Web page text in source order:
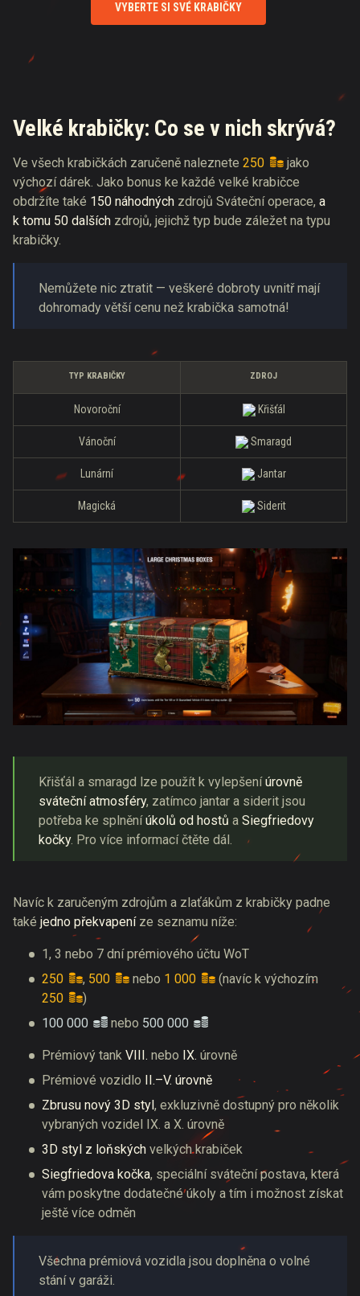
VYBERTE SI SVÉ KRABIČKY
Velké krabičky: Co se v nich skrývá?
Ve všech krabičkách zaručeně naleznete 250
jako
výchozí dárek. Jako bonus ke každé velké krabičce
obdržíte také 150 náhodných zdrojů Sváteční operace, a
k tomu 50 dalších zdrojů, jejichž typ bude záležet na typu
krabičky.
Nemůžete nic ztratit — veškeré dobroty uvnitř mají
dohromady větší cenu než krabička samotná!
TYP KRABIČKY ZDROJ
Novoroční Křišťál
Vánoční Smaragd
Lunární Jantar
Magická Siderit
Křišťál a smaragd lze použít k vylepšeníúrovně
sváteční atmosféry, zatímco jantar a siderit jsou
potřeba ke splněníúkolů od hostů a Siegfriedovy
kočky. Pro více informací čtěte dál.
Navíc k zaručeným zdrojům a zlaťákům z krabičky padne
také jedno překvapeníze seznamu níže:
1, 3 nebo 7 dní prémiového účtu WoT
250
, 500 nebo 1 000
(navíc k výchozím
250
)
100 000
nebo 500 000
Prémiový tank VIII. nebo IX. úrovně
Prémiové vozidlo
II.–V. úrovně
Zbrusu nový 3D styl , exkluzivně dostupný pro několik
vybraných vozidel IX. a X. úrovně
3D styl z loňských velkých krabiček
Siegfriedova kočka, speciální sváteční postava, která
vám poskytne dodatečné úkoly a tím i možnost získat
ještě více odměn
Všechna prémiová vozidla jsou doplněna o volné
stání v garáži.